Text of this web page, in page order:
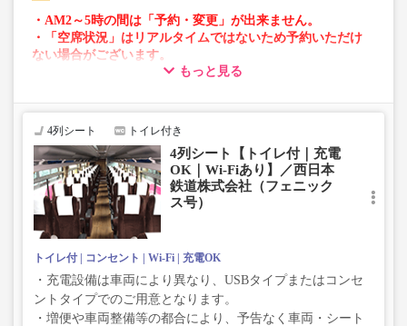
・AM2～5時の間は「予約・変更」が出来ません。
・「空席状況」はリアルタイムではないため予約いただけ
ない場合がございます。
・車両は予告なく変更となる場合がございます。これに伴
で、あらかじめご了承ください。
もっと見る
4列シート トイレ付き
4列シート【トイレ付｜充電
OK｜Wi-Fiあり】／西日本
鉄道株式会社（フェニック
ス号）
トイレ付 コンセント Wi-Fi 充電OK
・充電設備は車両により異なり、USBタイプまたはコンセ
ントタイプでのご用意となります。
・増便や車両整備等の都合により、予告なく車両・シート